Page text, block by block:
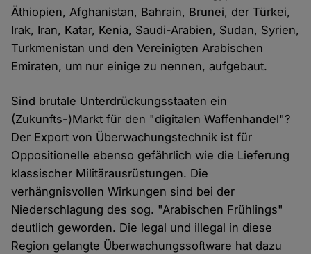
Äthiopien, Afghanistan, Bahrain, Brunei, der Türkei,
Irak, Iran, Katar, Kenia, Saudi-Arabien, Sudan, Syrien,
Turkmenistan und den Vereinigten Arabischen
Emiraten, um nur einige zu nennen, aufgebaut.
Sind brutale Unterdrückungsstaaten ein
(Zukunfts-)Markt für den "digitalen Waffenhandel"?
Der Export von Überwachungstechnik ist für
Oppositionelle ebenso gefährlich wie die Lieferung
klassischer Militärausrüstungen. Die
verhängnisvollen Wirkungen sind bei der
Niederschlagung des sog. "Arabischen Frühlings"
deutlich geworden. Die legal und illegal in diese
Region gelangte Überwachungssoftware hat dazu